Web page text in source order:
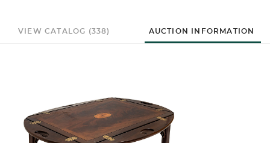
VIEW CATALOG (338) AUCTION INFORMATION